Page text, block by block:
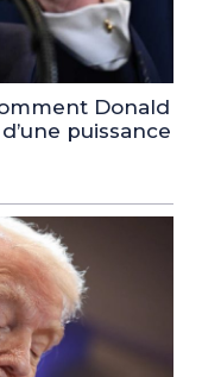
Donald
puissance